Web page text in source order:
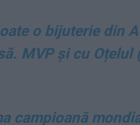
o bijuterie din
MVP și cu Oțelul
campioană